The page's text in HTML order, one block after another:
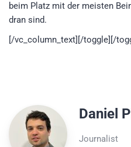
beim Platz mit der meisten
dran sind.
[/vc_column_text][/toggle][/
Daniel
Journalist